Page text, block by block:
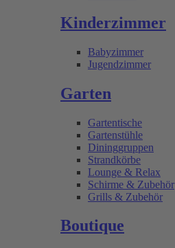
Kinderzimmer
Babyzimmer
Jugendzimmer
Garten
Gartentische
Gartenstühle
Dininggruppen
Strandkörbe
Lounge & Relax
Schirme & Zubehör
Grills & Zubehör
Boutique